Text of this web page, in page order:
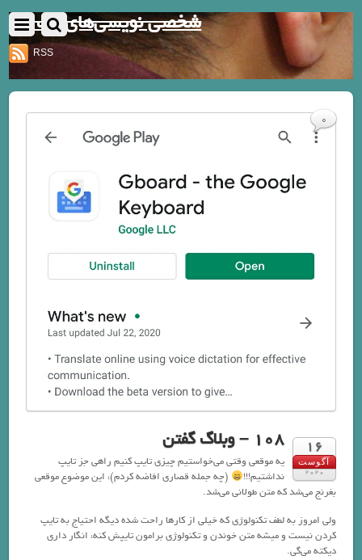
شخصی نویسی‌های یک نفر
RSS
16
آگوست
2020
108 – وبلاگ گفتن
یه موقعی وقتی می‌خواستیم چیزی تایپ کنیم راهی جز تایپ
نداشتیم!!!
(چه جمله قصاری افاضه کردم)، این موضوع موقعی
بغرنج می‌شد که متن طولانی می‌شد.
ولی امروز به لطف تکنولوژی که خیلی از کارها راحت شده دیگه احتیاج به تایپ
کردن نیست و میشه متن خوندن و تکنولوژی برامون تایپش کنه، انگار داری
دیکته می‌گی.
0